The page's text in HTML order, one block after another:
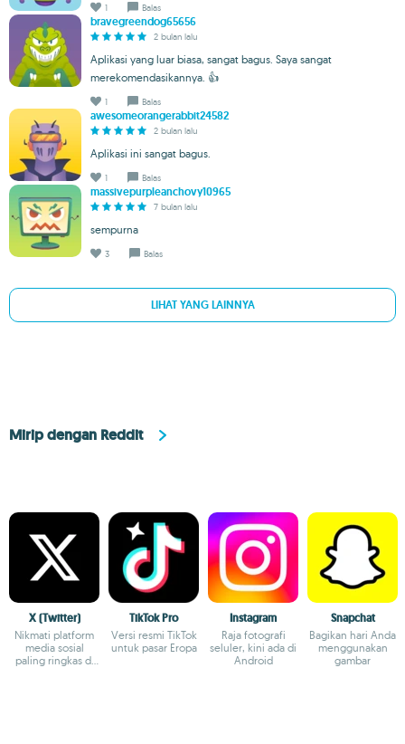
1 Balas
bravegreendog65656
2 bulan lalu
Aplikasi yang luar biasa, sangat bagus. Saya sangat
merekomendasikannya. 👍
1 Balas
awesomeorangerabbit24582
2 bulan lalu
Aplikasi ini sangat bagus.
1 Balas
massivepurpleanchovy10965
7 bulan lalu
sempurna
3 Balas
LIHAT YANG LAINNYA
Mirip dengan Reddit
X (Twitter)
Nikmati platform
media sosial
paling ringkas di
TikTok Pro
Versi resmi TikTok
untuk pasar Eropa
Instagram
Raja fotografi
seluler, kini ada di
Android
Snapchat
Bagikan hari Anda
menggunakan
gambar